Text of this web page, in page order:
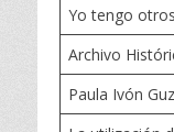
Yo tengo
Archivo
Paula Ivón